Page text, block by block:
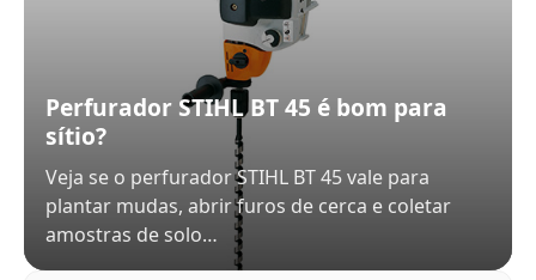
Perfurador STIHL BT 45 é bom para
sítio?
Veja se o perfurador STIHL BT 45 vale para
plantar mudas, abrir furos de cerca e coletar
amostras de solo…